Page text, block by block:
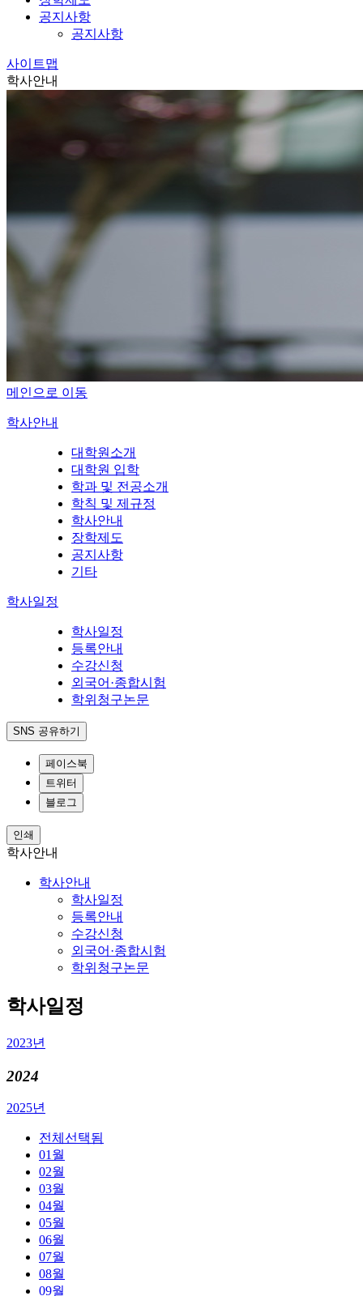
공지사항
공지사항
사이트맵
학사안내
메인으로 이동
학사안내
대학원소개
대학원 입학
학과 및 전공소개
학칙 및 제규정
학사안내
장학제도
공지사항
기타
학사일정
학사일정
등록안내
수강신청
외국어·종합시험
학위청구논문
SNS 공유하기
페이스북
트위터
블로그
인쇄
학사안내
학사안내
학사일정
등록안내
수강신청
외국어·종합시험
학위청구논문
학사일정
2023년
2024
2025년
전체 선택됨
01월
02월
03월
04월
05월
06월
07월
08월
09월